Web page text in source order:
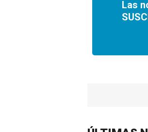
Las